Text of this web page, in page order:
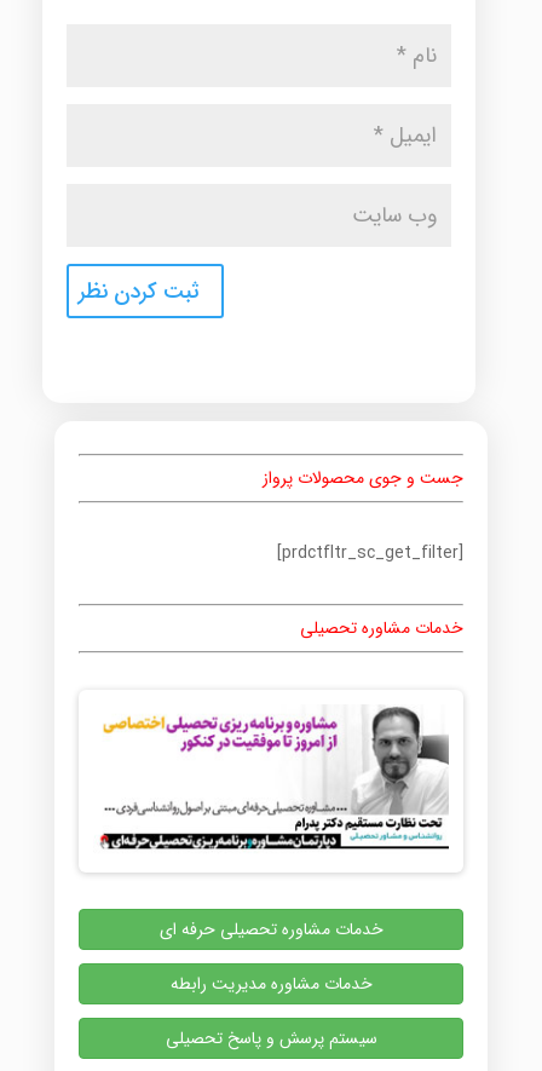
جست و جوی محصولات پرواز
[prdctfltr_sc_get_filter]
خدمات مشاوره تحصیلی
خدمات مشاوره تحصیلی حرفه ای
خدمات مشاوره مدیریت رابطه
سیستم پرسش و پاسخ تحصیلی